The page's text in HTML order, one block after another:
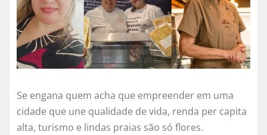
Se engana quem acha que empreender em uma
cidade que une qualidade de vida, renda per capita
alta, turismo e lindas praias são só flores.